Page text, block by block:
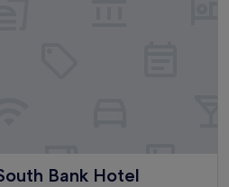
Bank Hotel
Bank Hotel